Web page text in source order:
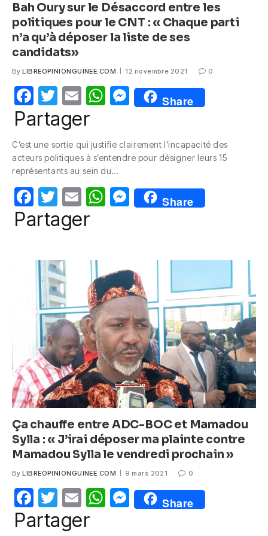
Bah Oury sur le Désaccord entre les
politiques pour le CNT : « Chaque parti
n’a qu’à déposer la liste de ses
candidats»
By LIBREOPINIONGUINEE.COM 12 novembre 2021 0
F
a
e
b
o
o
k
T
w
itt
er
E
m
W
s
A
p
p
M
e
e
g
er
Share
Partager
C’est une sortie qui justifie clairement l’incapacité des
acteurs politiques à s’entendre pour désigner leurs 15
représentants au sein du…
F
a
b
o
o
k
T
w
itt
E
m
W
A
p
p
M
e
n
g
er
Share
Partager
Ça chauffe entre ADC-BOC et Mamadou
Sylla : « J’irai déposer ma plainte contre
Mamadou Sylla le vendredi prochain »
By LIBREOPINIONGUINEE.COM 9 mars 2021 0
F
a
T
w
E
m
W M
e
Share
Partager